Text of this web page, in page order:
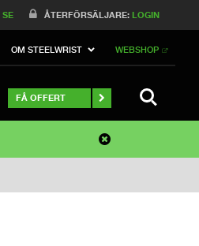
SE ÅTERFÖRSÄLJARE: LOGIN
OM STEELWRIST WEBSHOP
FÅ OFFERT